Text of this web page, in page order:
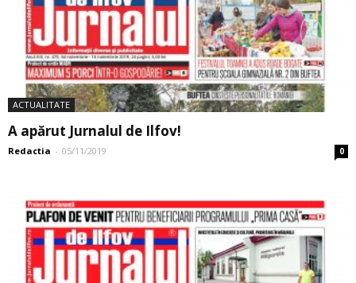
ACTUALITATE
A apărut Jurnalul de Ilfov!
Redactia - 05/11/2019 0